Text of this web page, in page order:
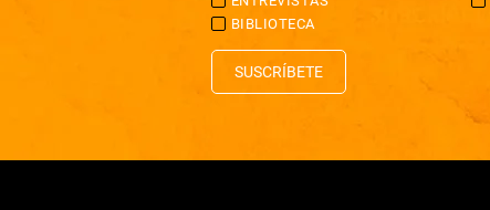
BIBLIOTECA
SUSCRÍBETE